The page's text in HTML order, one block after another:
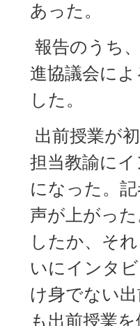
あった。
報告のうち
進協議会に
した。
出前授業が
担当教諭に
になった。
声が上がっ
したか、そ
いにインタ
け身でない
も出前授業